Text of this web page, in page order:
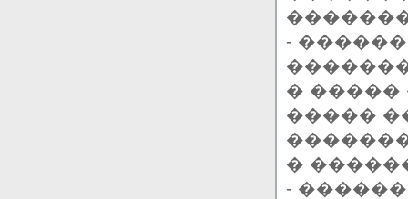
-
�
�����
�
-